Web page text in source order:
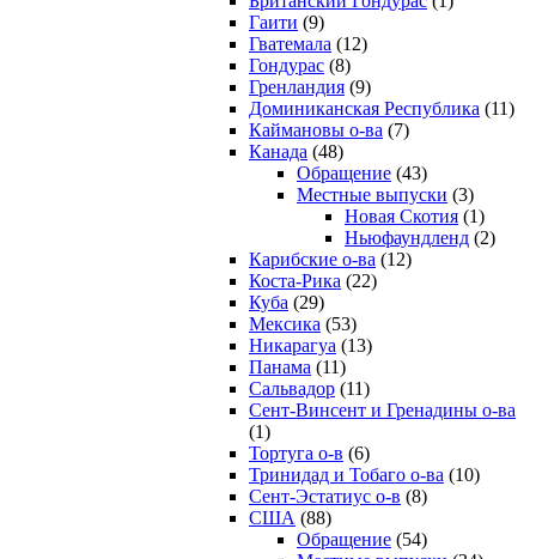
Гаити (9)
Гватемала (12)
Гондурас (8)
Гренландия (9)
Доминиканская Республика (11)
Каймановы о-ва (7)
Канада (48)
Обращение (43)
Местные выпуски (3)
Новая Скотия (1)
Ньюфаундленд (2)
Карибские о-ва (12)
Коста-Рика (22)
Куба (29)
Мексика (53)
Никарагуа (13)
Панама (11)
Сальвадор (11)
Сент-Винсент и Гренадины о-ва
(1)
Тортуга о-в (6)
Тринидад и Тобаго о-ва (10)
Сент-Эстатиус о-в (8)
США (88)
Обращение (54)